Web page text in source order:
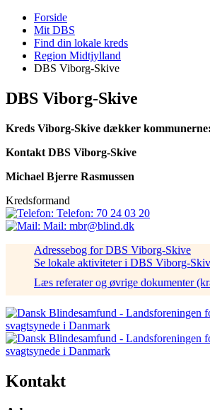
Forside
Mit DBS
Find din lokale kreds
Region Midtjylland
DBS Viborg-Skive
DBS Viborg-Skive
Kreds Viborg-Skive dækker
Kontakt DBS Viborg-Skive
Michael Bjerre Rasmussen
Kredsformand
Telefon: 70 24 03 20
Mail: mbr@blind.dk
Adressebog for DBS Viborg-Skive
Se lokale aktiviteter i DBS Viborg-
Læs referater og øvrige dokumenter
Kontakt